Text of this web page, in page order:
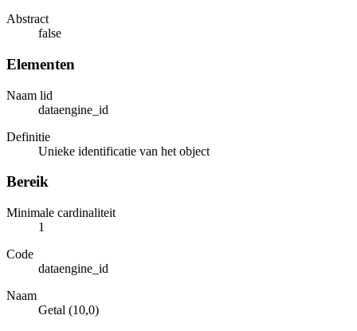
Abstract
false
Elementen
Naam lid
dataengine_id
Definitie
Unieke identificatie van het object
Bereik
Minimale cardinaliteit
1
Code
dataengine_id
Naam
Getal (10,0)